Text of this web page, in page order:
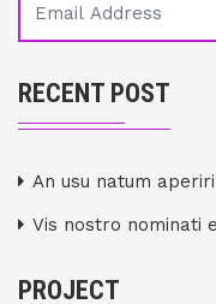
RECENT POST
An usu natum
Vis nostro nominati
PROJECT